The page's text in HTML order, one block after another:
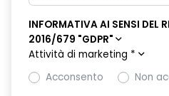
INFORMATIVA AI SENSI DEL
2016/679 "GDPR"
Attività di marketing *
Acconsento
Non